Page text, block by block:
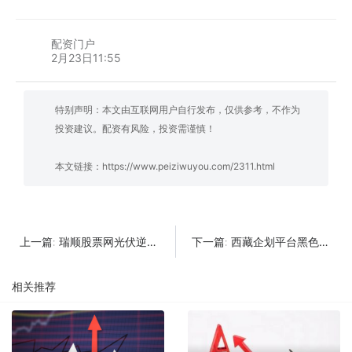
配资门户
2月23日11:55
特别声明：本文由互联网用户自行发布，仅供参考，不作为
投资建议。配资有风险，投资需谨慎！
本文链接： https://www.peiziwuyou.com/2311.html
上一篇: 瑞顺股票网光伏逆变器龙头股一览及排名 下一篇: 西藏企划平台黑色金属龙头股一览及排名
相关推荐